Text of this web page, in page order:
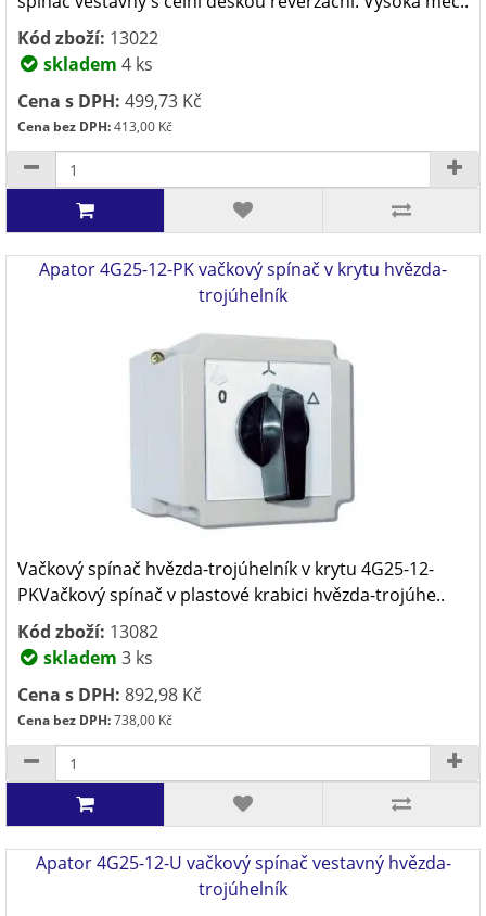
Kód zboží: 13022
skladem 4 ks
Cena s DPH: 499,73 Kč
Cena bez DPH:413,00 Kč
Apator 4G25-12-PK vačkový spínač v krytu hvězda-
trojúhelník
Vačkový spínač hvězda-trojúhelník v krytu 4G25-12-
PKVačkový spínač v plastové krabici hvězda-trojúhe..
Kód zboží: 13082
skladem 3 ks
Cena s DPH: 892,98 Kč
Cena bez DPH:738,00 Kč
Apator 4G25-12-U vačkový spínač vestavný hvězda-
trojúhelník